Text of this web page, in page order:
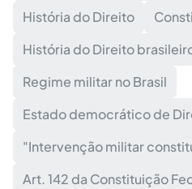
História do Direito
História do Direito
Regime militar no Brasil
Estado democrático de
"Intervenção militar
Art. 142 da Constituição